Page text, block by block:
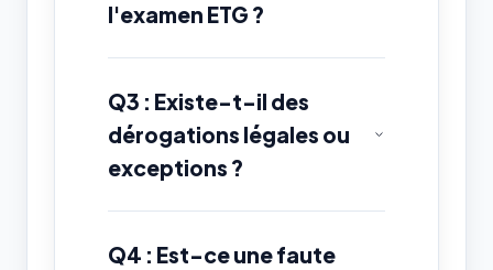
l'examen ETG ?
Q3 : Existe-t-il des
dérogations légales ou
exceptions ?
Q4 : Est-ce une faute